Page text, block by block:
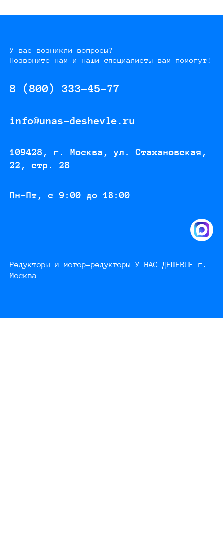
У вас возникли вопросы?
Позвоните нам и наши специалисты вам помогут!
8 (800) 333-45-77
info@unas-deshevle.ru
109428, г. Москва, ул. Стахановская,
22, стр. 28
Пн-Пт, с 9:00 до 18:00
Редукторы и мотор-редукторы У НАС ДЕШЕВЛЕ г.
Москва